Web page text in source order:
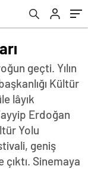
geçti. Yılın
Kültür
lâyık
Erdoğan
Yolu
geniş
Sinemaya